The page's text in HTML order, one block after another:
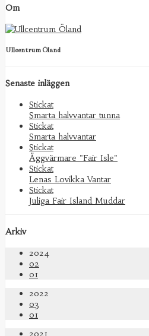
Om
Ullcentrum Öland
Senaste inläggen
Stickat
Smarta halvvantar tunna
Stickat
Smarta halvvantar
Stickat
Äggvärmare "Fair Isle"
Stickat
Lenas Lovikka Vantar
Stickat
Juliga Fair Island Muddar
Arkiv
2024
02
01
2022
03
01